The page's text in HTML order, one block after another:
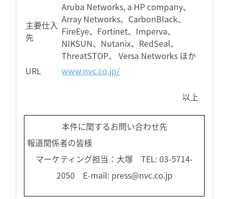
主要仕入
先
Aruba Networks, a HP company、
Array Networks、CarbonBlack、
FireEye、Fortinet、Imperva、
NIKSUN、Nutanix、RedSeal、
ThreatSTOP、 Versa Networks ほか
URL
www.nvc.co.jp/
以上
本件に関するお問い合わせ先
報道関係者の皆様
マーケティング担当：大塚 TEL: 03-5714-
2050 E-mail: press@nvc.co.jp